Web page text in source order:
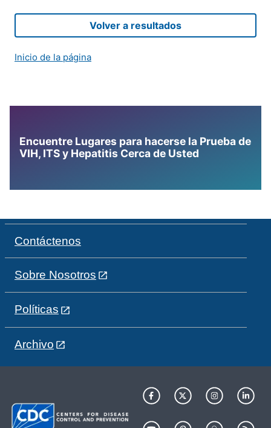
Volver a resultados
Inicio de la página
Encuentre Lugares para hacerse la Prueba de
VIH, ITS y Hepatitis Cerca de Usted
Contáctenos
Sobre Nosotros
Políticas
Archivo